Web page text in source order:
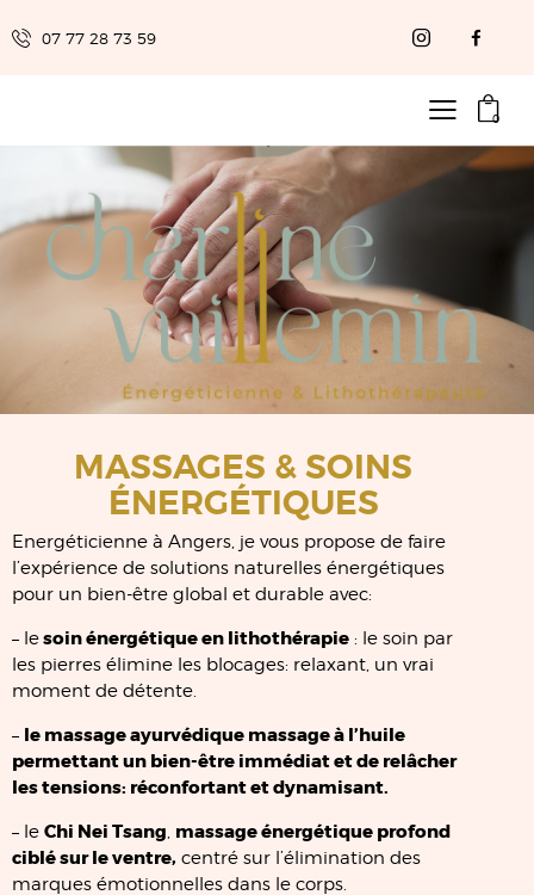
07 77 28 73 59
0
MASSAGES & SOINS
ÉNERGÉTIQUES
Energéticienne à Angers, je vous propose de faire
l’expérience de solutions naturelles énergétiques
pour un bien-être global et durable avec:
– lesoin énergétique en lithothérapie : le soin par
les pierres élimine les blocages: relaxant, un vrai
moment de détente.
– le massage ayurvédique massage à l’huile
permettant un bien-être immédiat et de relâcher
les tensions: réconfortant et dynamisant.
– le Chi Nei Tsang, massage énergétique profond
ciblé sur le ventre, centré sur l’élimination des
marques émotionnelles dans le corps.